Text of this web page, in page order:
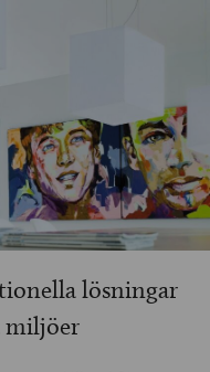
lösningar
miljöer